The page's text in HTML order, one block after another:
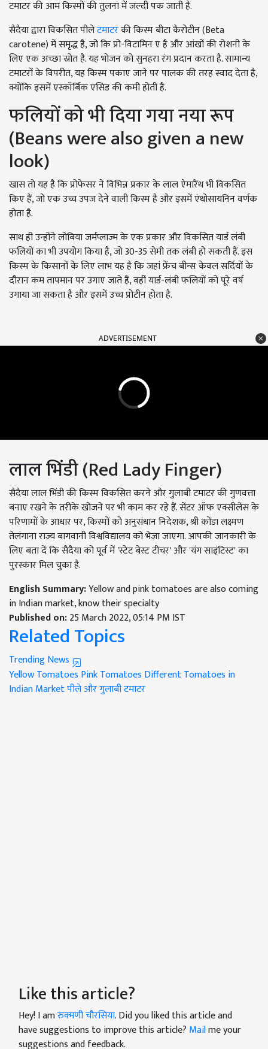
टमाटर की आम किस्मों की तुलना में जल्दी पक जाती है.
सैदैया द्वारा विकसित पीलेटमाटरकी किस्म बीटा कैरोटीन (Beta
carotene) में समृद्ध है, जो कि प्रो-विटामिन ए है और आंखों की रोशनी के
लिए एक अच्छा स्रोत है. यह भोजन को सुनहरा रंग प्रदान करता है. सामान्य
टमाटरों के विपरीत, यह किस्म पकाए जाने पर पालक की तरह स्वाद देता है,
क्योंकि इसमें एस्कॉर्बिक एसिड की कमी होती है.
फलियों को भी दिया गया नया रूप
(Beans were also given a new
look)
खास तो यह है कि प्रोफेसर ने विभिन्न प्रकार के लाल ऐमारैंथ भी विकसित
किए हैं, जो एक उच्च उपज देने वाली किस्म है और इसमें एंथोसायनिन वर्णक
होता है.
साथ ही उन्होंने लोबिया जर्मप्लाज्म के एक प्रकार और विकसित यार्ड लंबी
फलियों का भी उपयोग किया है, जो 30-35 सेमी तक लंबी हो सकती हैं. इस
किस्म के किसानों के लिए लाभ यह है कि जहां फ्रेंच बीन्स केवल सर्दियों के
दौरान कम तापमान पर उगाए जाते हैं, वहीं यार्ड-लंबी फलियों को पूरे वर्ष
उगाया जा सकता है और इसमें उच्च प्रोटीन होता है.
ADVERTISEMENT
लाल भिंडी (Red Lady Finger)
सैदैया लाल भिंडी की किस्म विकसित करने और गुलाबी टमाटर की गुणवत्ता
बनाए रखने के तरीके खोजने पर भी काम कर रहे हैं. सेंटर ऑफ एक्सीलेंस के
परिणामों के आधार पर, किस्मों को अनुसंधान निदेशक, श्री कोंडा लक्ष्मण
तेलंगाना राज्य बागवानी विश्वविद्यालय को भेजा जाएगा. आपकी जानकारी के
लिए बता दें कि सैदैया को पूर्व में 'स्टेट बेस्ट टीचर' और 'यंग साइंटिस्ट' का
पुरस्कार मिल चुका है.
English Summary:Yellow and pink tomatoes are also coming
in Indian market, know their specialty
Published on:25 March 2022, 05:14 PM IST
Related Topics
Trending News
Yellow Tomatoes Pink Tomatoes Different Tomatoes in
Indian Marketपीले और गुलाबी टमाटर
Like this article?
Hey! I amरुक्मणी चौरसिया. Did you liked this article and
have suggestions to improve this article? Mailme your
suggestions and feedback.